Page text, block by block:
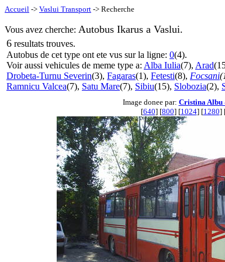
Accueil -> Vaslui Transport -> Recherche
Vous avez cherche: Autobus Ikarus a Vaslui.
6 resultats trouves.
Autobus de cet type ont ete vus sur la ligne: 0(4).
Voir aussi vehicules de meme type a: Alba Iulia(7), Arad
Drobeta-Turnu Severin(3), Fagaras(1), Fetesti(8), Focsani
Ramnicu Valcea(7), Satu Mare(7), Sibiu(15), Slobozia(2),
Image donee par: Cristina Albu
[640] [800] [1024] [1280]